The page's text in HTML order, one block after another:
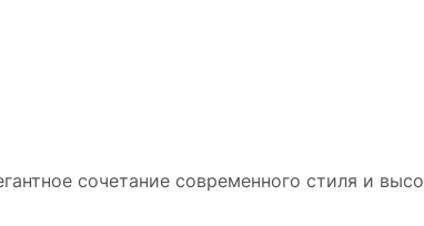
сочетание современного стиля и